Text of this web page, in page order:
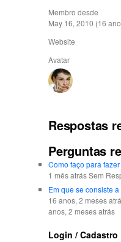
Membro desde
May 16, 2010 (16
Website
Avatar
Respostas
Perguntas
Como faço para
1 mês atrás Sem
Em que se consiste
16 anos, 2 meses
anos, 2 meses atrás
Login / Cadastro